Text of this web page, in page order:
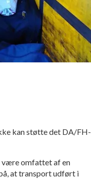
kan støtte det DA/FH-
være omfattet af en
at transport udført i